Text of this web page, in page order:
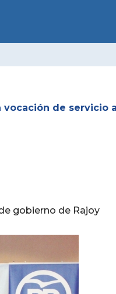
de servicio
gobierno de Rajoy